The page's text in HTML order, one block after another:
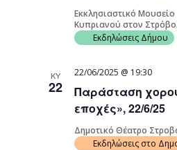
Εκκλησιαστικό
Κυπριανού στον
Εκδηλώσεις Δήμου
ΚΥ
22
Παράσταση
εποχές», 22/6/25
22/06/2025 @ 19:30
Δημοτικό Θέατρο
Εκδηλώσεις στο